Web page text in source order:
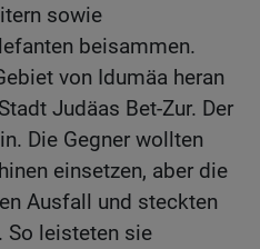
sowie
beisammen.
von Idumäa heran
Judäas Bet-Zur. Der
Die Gegner wollten
einsetzen, aber die
Ausfall und steckten
So leisteten sie